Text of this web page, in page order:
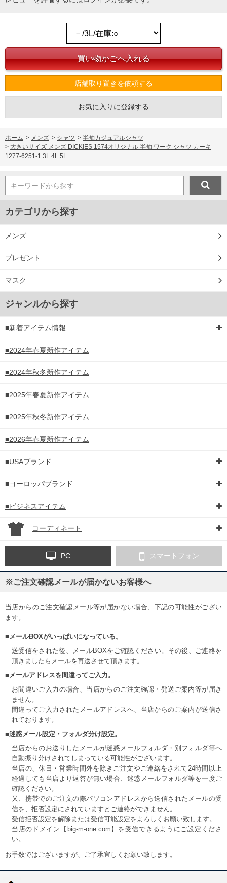
店舗取り置きを依頼する
お気に入りに登録する
ホーム > メンズ > シャツ > 半袖カジュアルシャツ
> 大きいサイズ メンズ DICKIES 1574オリジナル 半袖 ワーク シャツ カーキ
1277-6251-1 3L 4L 5L
キーワードから探す
カテゴリから探す
メンズ
プレゼント
マスク
ジャンルから探す
■新着アイテム情報
■2024年春夏新作アイテム
■2024年秋冬新作アイテム
■2025年春夏新作アイテム
■2025年秋冬新作アイテム
■2026年春夏新作アイテム
■USAブランド
■ヨーロッパブランド
■ビジネスアイテム
コーディネート
PC スマートフォン
※ご注文確認メールが届かないお客様へ
当店からのご注文確認メール等が届かない場合、下記の可能性がござい
ます。
■メールBOXがいっぱいになっている。
送受信をされた後、メールBOXをご確認ください。その後、ご連絡を
頂きましたらメールを再送させて頂きます。
■メールアドレスを間違ってご入力。
お間違いご入力の場合、当店からのご注文確認・発送ご案内等が届き
ません。
間違ってご入力されたメールアドレスへ、当店からのご案内が送信さ
れております。
■迷惑メール設定・フォルダ分け設定。
当店からのお送りしたメールが迷惑メールフォルダ・別フォルダ等へ
自動振り分けされてしまっている可能性がございます。
当店の、休日・営業時間外を除きご注文やご連絡をされて24時間以上
経過しても当店より返答が無い場合、迷惑メールフォルダ等を一度ご
確認ください。
又、携帯でのご注文の際パソコンアドレスから送信されたメールの受
信を、拒否設定にされていますとご連絡ができません。
受信拒否設定を解除または受信可能設定をよろしくお願い致します。
当店のドメイン【big-m-one.com】を受信できるようにご設定くださ
い。
お手数ではございますが、ご了承宜しくお願い致します。